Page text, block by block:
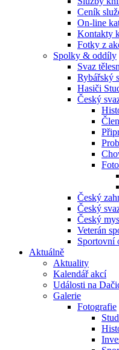
Ceník
On-line
Kontakty
Fotky z
Spolky & oddíly
Svaz
Rybářský
Hasiči
Český
Český
Český
Český
Veterán
Sportovní
Aktuálně
Aktuality
Kalendář akcí
Události na
Galerie
Fotografie